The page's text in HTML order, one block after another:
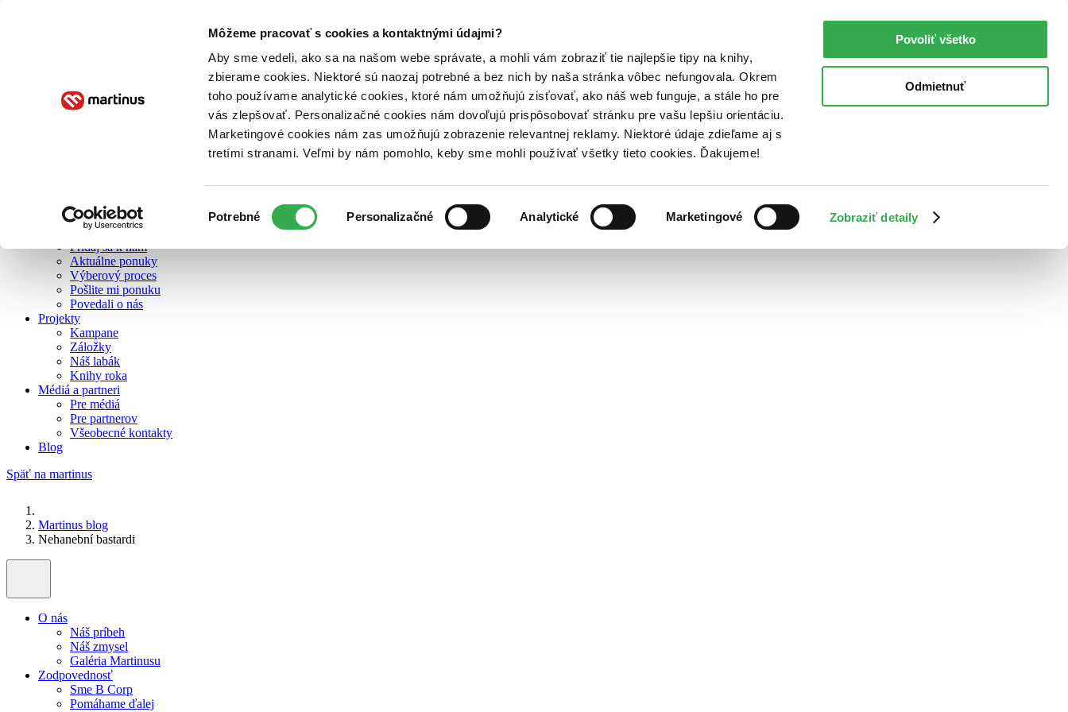
Môžeme pracovať s cookies a kontaktnými údajmi?
Aby sme vedeli, ako sa na našom webe správate, a mohli vám zobraziť tie najlepšie tipy na knihy,
zbierame cookies. Niektoré sú naozaj potrebné a bez nich by naša stránka vôbec nefungovala. Okrem
toho používame analytické cookies, ktoré nám umožňujú zisťovať, ako náš web funguje, a stále ho pre
vás zlepšovať. Personalizačné cookies nám dovoľujú prispôsobovať stránku pre vašu lepšiu orientáciu.
Marketingové cookies nám zas umožňujú zobrazenie relevantnej reklamy. Niektoré údaje zdieľame aj s
tretími stranami. Veľmi by nám pomohlo, keby sme mohli používať všetky tieto cookies. Ďakujeme!
súhlasu
Potrebné Personalizačné Analytické Marketingové Zobraziť detaily
Povoliť všetko
Odmietnuť
O nás
Zelený Martinus
Nerobíme rozdiely
Pridaj sa k nám
Aktuálne ponuky
Výberový proces
Pošlite mi ponuku
Povedali o nás
Projekty
Kampane
Záložky
Náš labák
Knihy roka
Médiá a partneri
Pre médiá
Pre partnerov
Všeobecné kontakty
Blog
Späť na martinus
Martinus blog
Nehanební bastardi
O nás
Náš príbeh
Náš zmysel
Galéria Martinusu
Zodpovednosť
Sme B Corp
Pomáhame ďalej